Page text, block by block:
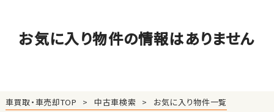
お気に入り物件の情報はありません
車買取・車売却TOP 中古車検索 お気に入り物件一覧